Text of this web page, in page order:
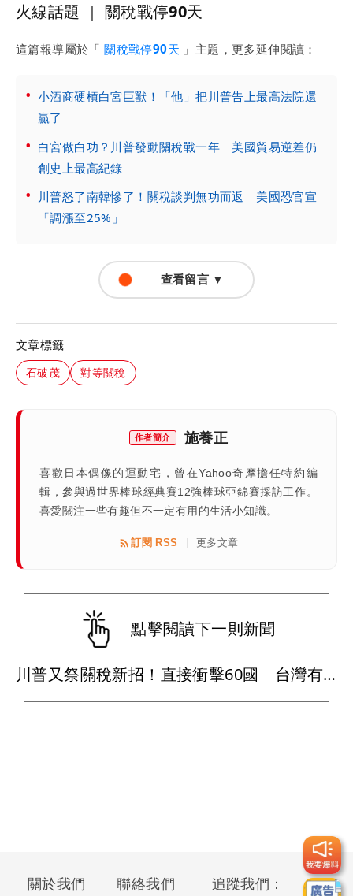
火線話題 ｜ 關稅戰停90天
這篇報導屬於「關稅戰停90天 」主題，更多延伸閱讀：
小酒商硬槓白宮巨獸！「他」把川普告上最高法院還
贏了
白宮做白功？川普發動關稅戰一年 美國貿易逆差仍
創史上最高紀錄
川普怒了南韓慘了！關稅談判無功而返 美國恐官宣
「調漲至25%」
查看留言 ▼
文章標籤
石破茂 對等關稅
作者簡介 施養正
喜歡日本偶像的運動宅，曾在Yahoo奇摩擔任特約編
輯，參與過世界棒球經典賽12強棒球亞錦賽採訪工作。
喜愛關注一些有趣但不一定有用的生活小知識。
訂閱 RSS 更多文章
點擊閱讀下一則新聞
川普又祭關稅新招！直接衝擊60國 台灣有望低於日本
關於我們 聯絡我們 追蹤我們：